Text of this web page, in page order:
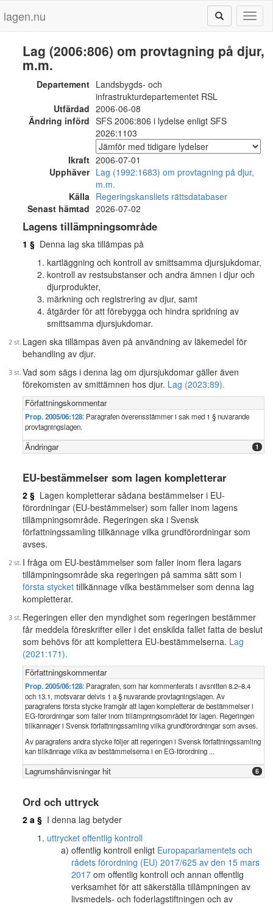
lagen.nu
Lag (2006:806) om provtagning på djur,
m.m.
Departement Landsbygds- och
infrastrukturdepartementet RSL
Utfärdad 2006-06-08
Ändring införd SFS 2006:806 i lydelse enligt SFS
2026:1103
Ikraft 2006-07-01
Upphäver Lag (1992:1683) om provtagning på djur,
m.m.
Källa Regeringskansliets rättsdatabaser
Senast hämtad 2026-07-02
Lagens tillämpningsområde
1 § Denna lag ska tillämpas på
kartläggning och kontroll av smittsamma djursjukdomar,
kontroll av restsubstanser och andra ämnen i djur och
djurprodukter,
märkning och registrering av djur, samt
åtgärder för att förebygga och hindra spridning av
smittsamma djursjukdomar.
Lagen ska tillämpas även på användning av läkemedel för
behandling av djur.
Vad som sägs i denna lag om djursjukdomar gäller även
förekomsten av smittämnen hos djur. Lag (2023:89).
Författningskommentar
Prop. 2005/06:128: Paragrafen överensstämmer i sak med 1 § nuvarande
provtagningslagen.
Ändringar 1
EU-bestämmelser som lagen kompletterar
2 § Lagen kompletterar sådana bestämmelser i EU-
förordningar (EU-bestämmelser) som faller inom lagens
tillämpningsområde. Regeringen ska i Svensk
författningssamling tillkännage vilka grundförordningar som
avses.
I fråga om EU-bestämmelser som faller inom flera lagars
tillämpningsområde ska regeringen på samma sätt som i
första stycket tillkännage vilka bestämmelser som denna lag
kompletterar.
Regeringen eller den myndighet som regeringen bestämmer
får meddela föreskrifter eller i det enskilda fallet fatta de beslut
som behövs för att komplettera EU-bestämmelserna. Lag
(2021:171).
Författningskommentar
Prop. 2005/06:128: Paragrafen, som har kommenterats i avsnitten 8.2–8.4
och 13.1, motsvarar delvis 1 a § nuvarande provtagningslagen. Av
paragrafens första stycke framgår att lagen kompletterar de bestämmelser i
EG-förordningar som faller inom tillämpningsområdet för lagen. Regeringen
tillkännager i Svensk författningssamling vilka grundförordningar som avses.
Av paragrafens andra stycke följer att regeringen i Svensk författningssamling
kan tillkännage vilka av bestämmelserna i en EG-förordning ...
Lagrumshänvisningar hit 6
Ord och uttryck
2 a § I denna lag betyder
uttrycket offentlig kontroll
offentlig kontroll enligt Europaparlamentets och
rådets förordning (EU) 2017/625 av den 15 mars
2017 om offentlig kontroll och annan offentlig
verksamhet för att säkerställa tillämpningen av
livsmedels- och foderlagstiftningen och av